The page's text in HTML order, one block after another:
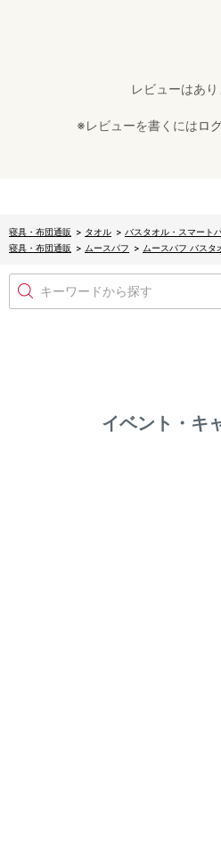
レビューはあり
※レビューを書くにはロ
寝具・布団通販 > タオル > バスタオル・スマート
寝具・布団通販 > ムースパフ > ムースパフ バスタ
キーワードから探す
イベント・キ